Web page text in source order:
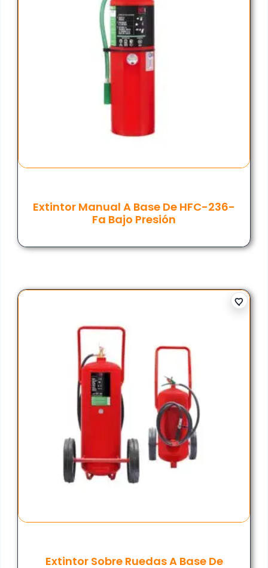
Extintor Manual A Base De HFC-236-
Fa Bajo Presión
Extintor Sobre Ruedas A Base De